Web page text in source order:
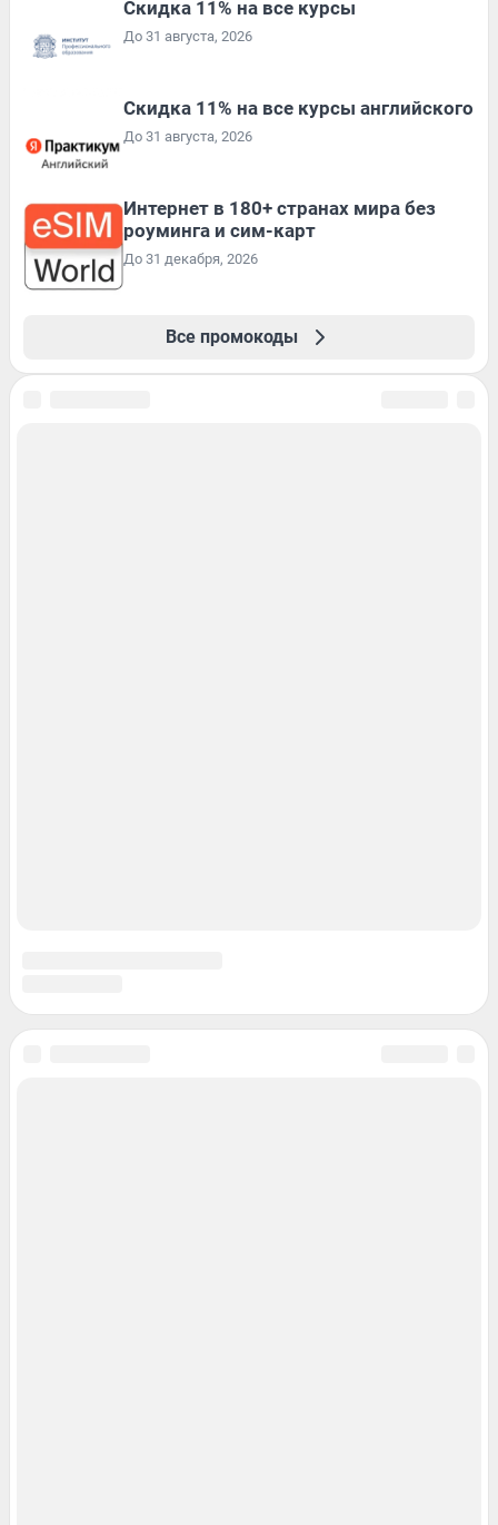
Скидка 11% на все курсы
До 31 августа, 2026
Скидка 11% на все курсы английского
До 31 августа, 2026
Интернет в 180+ странах мира без
роуминга и сим-карт
До 31 декабря, 2026
Все промокоды